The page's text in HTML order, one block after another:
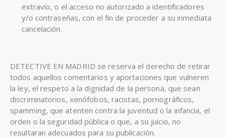
extravío, o el acceso no autorizado a identificadores
y/o contraseñas, con el fin de proceder a su inmediata
cancelación.
DETECTIVE EN MADRID se reserva el derecho de retirar
todos aquellos comentarios y aportaciones que vulneren
la ley, el respeto a la dignidad de la persona, que sean
discriminatorios, xenófobos, racistas, pornográficos,
spamming, que atenten contra la juventud o la infancia, el
orden o la seguridad pública o que, a su juicio, no
resultaran adecuados para su publicación.